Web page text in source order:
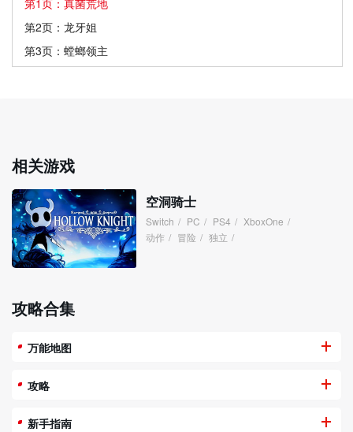
第2页：龙牙姐
第3页：螳螂领主
相关游戏
空洞骑士
Switch / PC / PS4 / XboxOne /
动作 / 冒险 / 独立 /
攻略合集
万能地图
攻略
新手指南